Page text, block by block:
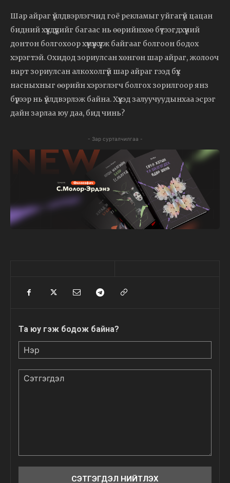
Шар айраг үйлдвэрлэгчид гоё рекламыг уйгагүй цацан
бидний хүүхдүүдийг багаас нь өөрийнхөө бүтээгдхүүний
донтон болгохоор хүмүүжүүлж байгааг болгоон бодох
хэрэгтэй. Охидод зориулсан хөнгөн шар айраг, жолооч
нарт зориулсан алкохолгүй шар айраг гээд бүх
насныхныг өөрийн хэрэглэгч болгох зорилгоор янз
бүрээр нь үйлдвэрлэж байна. Хүүхэд залуучуудынхаа эсрэг
дайн зарлаа юу даа, бид чинь?
- Зар сурталчилгаа -
Та юу гэж бодож байна?